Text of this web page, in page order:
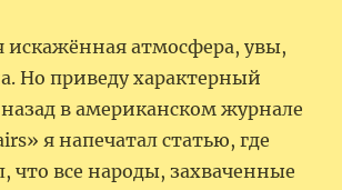
искажённая атмосфера, увы,
Но приведу характерный
в американском журнале
я напечатал статью, где
что все народы, захваченные